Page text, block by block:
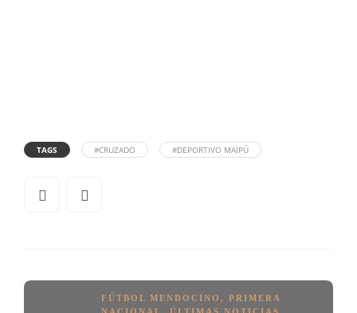
TAGS #CRUZADO #DEPORTIVO MAIPÚ
FÚTBOL MENDOCINO , PRIMERA